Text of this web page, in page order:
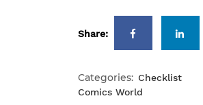
Share:
Categories: Checklist
Comics World